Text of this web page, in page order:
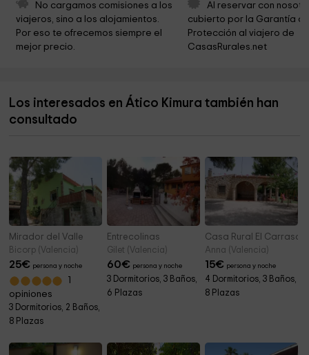
Parroquia de la Asunción de Nuestra Señora de
Torrent
8,6 km
Marmoles Artisticos Magraner
Club Penyes Males 9,2 km
Parroquia de Nuestra Señora de Monserrat 10,9 km
No cargamos comisiones a los
viajeros, sino a los alojamientos.
Por eso te ofrecemos siempre el
mejor precio.
Al reservar con
cubierto por la Garantía
Protección al viajero de
CasasRurales.net
Los interesados en Ático Kimura también han
consultado
Mirador del Valle
Bicorp (Valencia)
25€ persona y noche
opiniones
3 Dormitorios, 2 Baños,
8 Plazas
Entrecolinas
Gilet (Valencia)
60€ persona y noche
3 Dormitorios, 3 Baños,
6 Plazas
Casa Rural El Carrascal
Anna (Valencia)
15€ persona y noche
4 Dormitorios, 3 Baños,
8 Plazas